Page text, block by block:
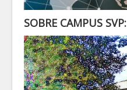
SOBRE CAMPUS SVP: